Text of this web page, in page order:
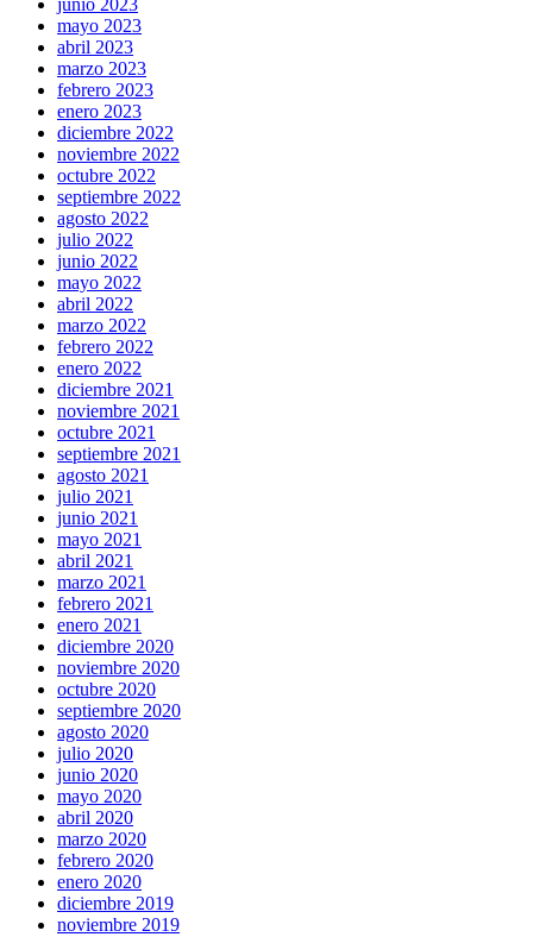
junio 2023
mayo 2023
abril 2023
marzo 2023
febrero 2023
enero 2023
diciembre 2022
noviembre 2022
octubre 2022
septiembre 2022
agosto 2022
julio 2022
junio 2022
mayo 2022
abril 2022
marzo 2022
febrero 2022
enero 2022
diciembre 2021
noviembre 2021
octubre 2021
septiembre 2021
agosto 2021
julio 2021
junio 2021
mayo 2021
abril 2021
marzo 2021
febrero 2021
enero 2021
diciembre 2020
noviembre 2020
octubre 2020
septiembre 2020
agosto 2020
julio 2020
junio 2020
mayo 2020
abril 2020
marzo 2020
febrero 2020
enero 2020
diciembre 2019
noviembre 2019